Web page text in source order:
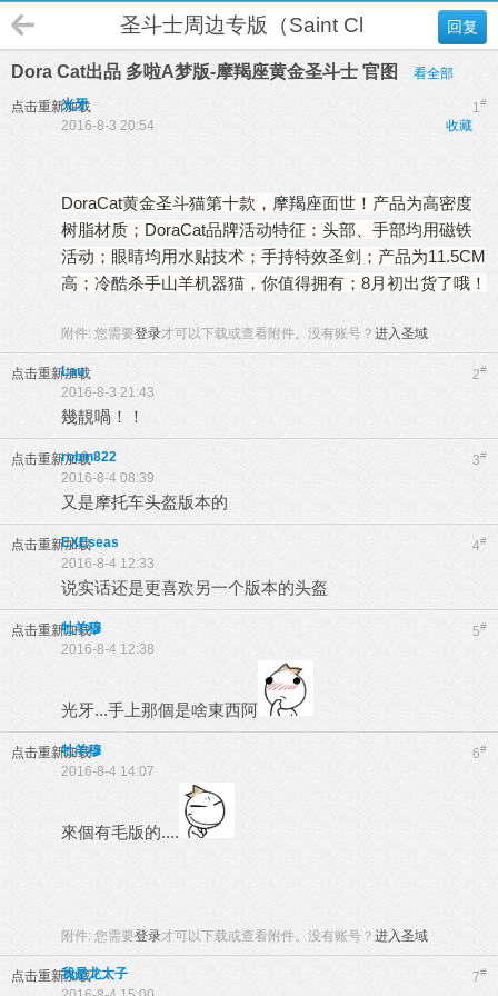
回复
圣斗士周边专版（Saint Cloth Myth）
Dora Cat出品 多啦A梦版-摩羯座黄金圣斗士 官图 看全部
点击重新加载 1#
光牙
收藏
2016-8-3 20:54
DoraCat黄金圣斗猫第十款，摩羯座面世！产品为高密度
树脂材质；DoraCat品牌活动特征：头部、手部均用磁铁
活动；眼睛均用水贴技术；手持特效圣剑；产品为11.5CM
高；冷酷杀手山羊机器猫，你值得拥有；8月初出货了哦！
附件: 您需要登录才可以下载或查看附件。没有账号？ 进入圣域
点击重新加载 2#
Lau
2016-8-3 21:43
幾靚喎！！
点击重新加载 3#
robin822
2016-8-4 08:39
又是摩托车头盔版本的
点击重新加载 4#
EXEseas
2016-8-4 12:33
说实话还是更喜欢另一个版本的头盔
点击重新加载 5#
牡羊穆
2016-8-4 12:38
光牙...手上那個是啥東西阿
点击重新加载 6#
牡羊穆
2016-8-4 14:07
來個有毛版的....
附件: 您需要登录才可以下载或查看附件。没有账号？ 进入圣域
点击重新加载 7#
我是龙太子